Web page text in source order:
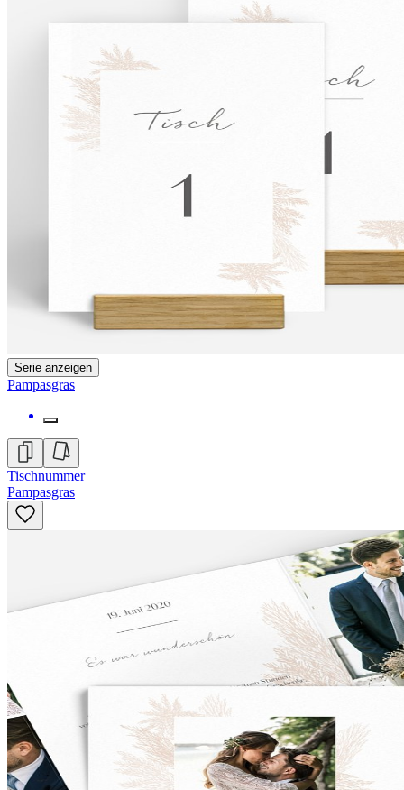
Serie anzeigen
Pampasgras
Tischnummer
Pampasgras